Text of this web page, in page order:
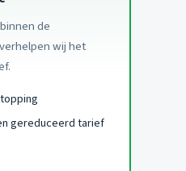
de
wij het
gereduceerd tarief